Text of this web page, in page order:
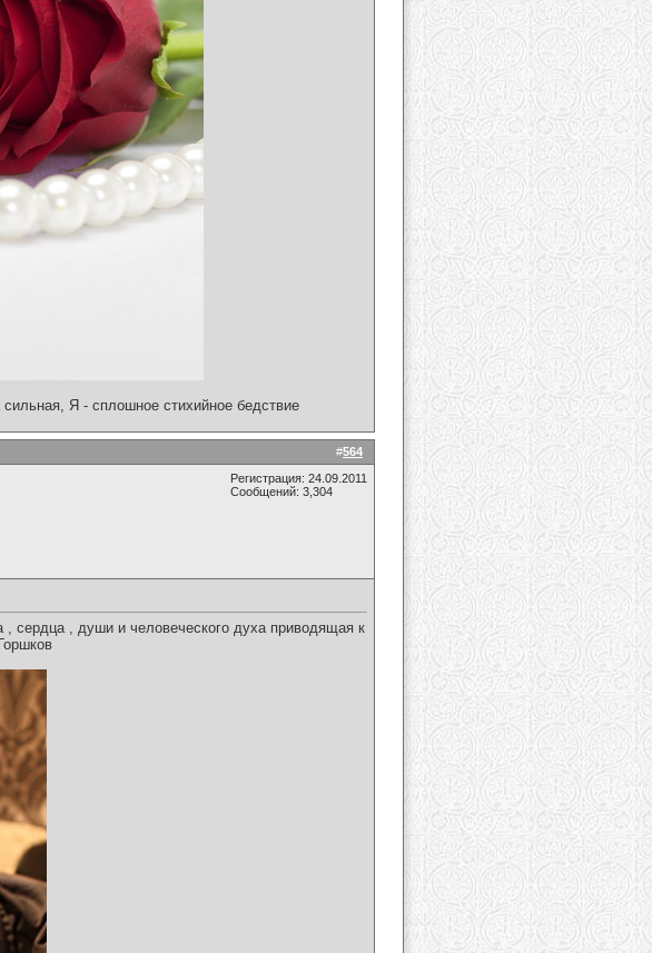
Я - сплошное стихийное бедствие
#564
Регистрация: 24.09.2011
Сообщений: 3,304
сердца , души и человеческого духа приводящая к